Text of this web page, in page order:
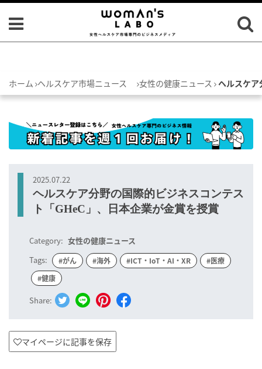
ホーム ヘルスケア市場ニュース 女性の健康ニュース ヘルスケ
2025.07.22
ヘルスケア分野の国際的ビジネスコンテス
ト「GHeC」、日本企業が金賞を授賞
Category: 女性の健康ニュース
Tags:
#がん #海外 #ICT・IoT・AI・XR
#医療
#健康
Share:
マイページに記事を保存